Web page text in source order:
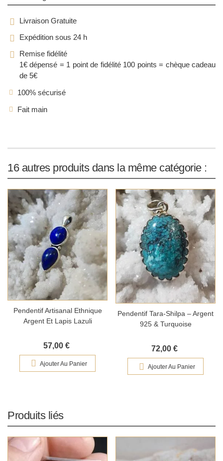
Livraison Gratuite
Expédition sous 24 h
Remise fidélité
1€ dépensé = 1 point de fidélité100 points = chèque cadeau
de 5€
100% sécurisé
Fait main
16 autres produits dans la même catégorie :
Pendentif Artisanal Ethnique
Argent Et Lapis Lazuli
57,00 €
Ajouter Au Panier
Pendentif Tara-Shilpa – Argent
925 & Turquoise
72,00 €
Ajouter Au Panier
Produits liés